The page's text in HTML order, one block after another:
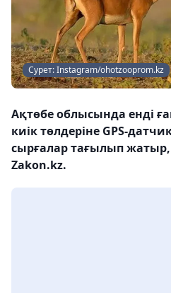
Сурет: Instagram/ohotzooprom.kz
Ақтөбе облысында енді
киік төлдеріне GPS-
сырғалар тағылып
Zakon.kz.